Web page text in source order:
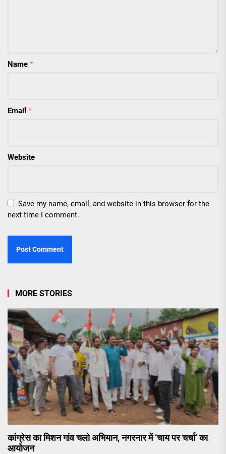
Name *
Email *
Website
Save my name, email, and website in this browser for the
next time I comment.
MORE STORIES
कांग्रेस का मिशन गांव चलो अभियान, नगरनार में ‘चाय पर चर्चा’ का
आयोजन